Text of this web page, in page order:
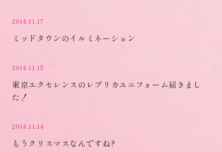
2014.11.17
ミッドタウンのイルミネーション
2014.11.15
東京エクセレンスのレプリカユニフォーム届きまし
た！
2014.11.14
もうクリスマスなんですね?